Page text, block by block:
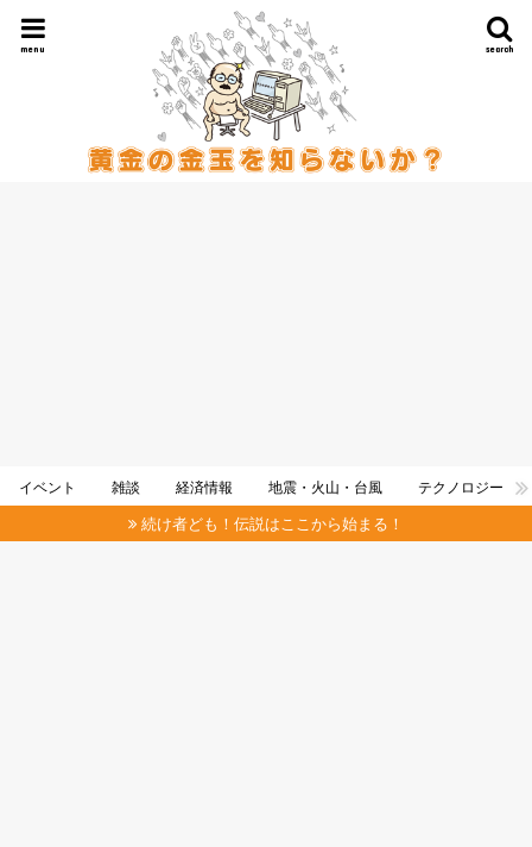
search
menu
イベント 雑談 経済情報 地震・火山・台風 テクノロジー
続け者ども！伝説はここから始まる！